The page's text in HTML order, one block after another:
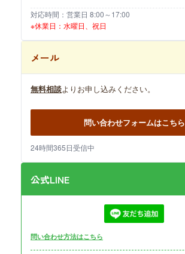
対応時間：営業日 8:00～17:00
※休業日：水曜日、祝日
メール
無料相談よりお申し込みください。
問い合わせフォームはこちら
24時間365日受信中
公式LINE
問い合わせ方法はこちら